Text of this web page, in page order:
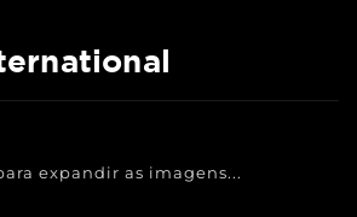
expandir as imagens...